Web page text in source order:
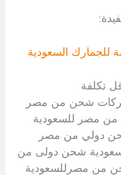
للجمارك السعودية
تكلفة
شحن من مصر
مصر للسعودية
دولي من مصر
شحن دولى من
من مصرللسعودية